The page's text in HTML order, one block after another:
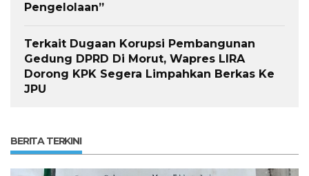
Pengelolaan”
Terkait Dugaan Korupsi Pembangunan
Gedung DPRD Di Morut, Wapres LIRA
Dorong KPK Segera Limpahkan Berkas Ke
JPU
BERITA TERKINI